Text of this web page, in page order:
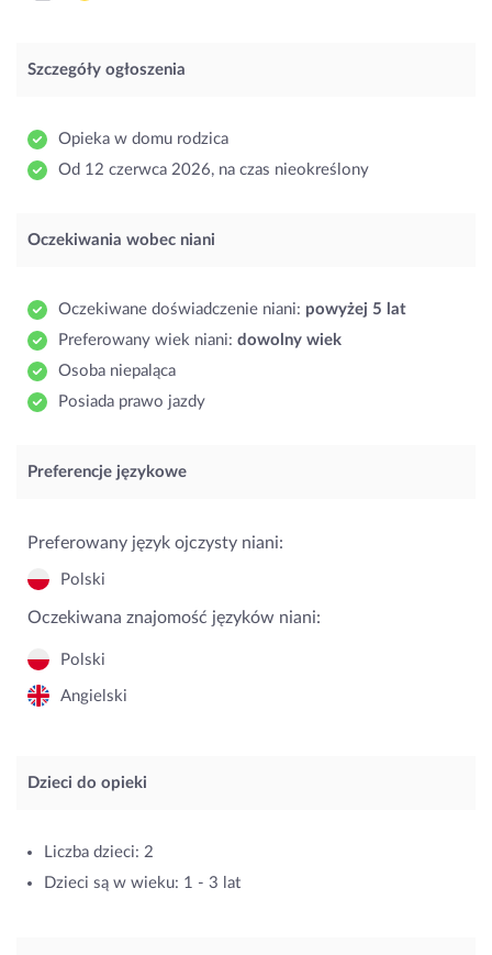
Szczegóły ogłoszenia
Opieka w domu rodzica
Od 12 czerwca 2026, na czas nieokreślony
Oczekiwania wobec niani
Oczekiwane doświadczenie niani: powyżej 5 lat
Preferowany wiek niani: dowolny wiek
Osoba niepaląca
Posiada prawo jazdy
Preferencje językowe
Preferowany język ojczysty niani:
Polski
Oczekiwana znajomość języków niani:
Polski
Angielski
Dzieci do opieki
Liczba dzieci: 2
Dzieci są w wieku: 1 - 3 lat